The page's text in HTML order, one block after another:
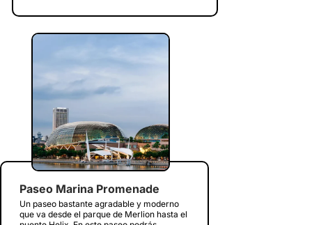
Paseo Marina Promenade
Un paseo bastante agradable y moderno
que va desde el parque de Merlion hasta el